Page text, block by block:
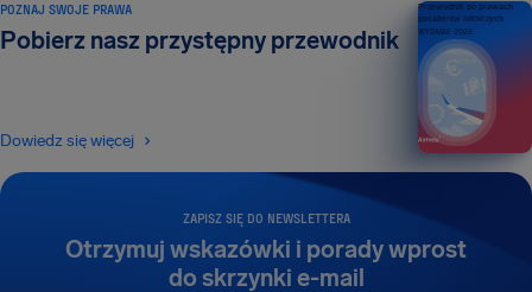
ZAPISZ SIĘ DO NEWSLETTERA
Otrzymuj wskazówki i porady wprost
do skrzynki e-mail
POZNAJ SWOJE PRAWA
Pobierz nasz przystępny przewodnik
Dowiedz się więcej
Przewodnik po prawach
pasażerów lotniczych
WYDANIE 2026